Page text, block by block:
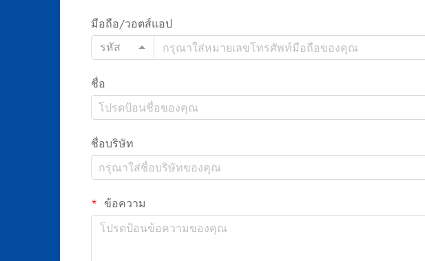
มือถือ/วอตส์แอป
รหัส
ชื่อ
ชื่อบริษัท
ข้อความ